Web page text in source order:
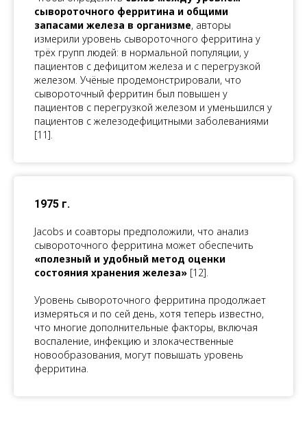
сывороточного ферритина и общими
запасами железа в организме, авторы
измерили уровень сывороточного ферритина у
трёх групп людей: в нормальной популяции, у
пациентов с дефицитом железа и с перегрузкой
железом. Учёные продемонстрировали, что
сывороточный ферритин был повышен у
пациентов с перегрузкой железом и уменьшился у
пациентов с железодефицитными заболеваниями
[11].
1975 г.
Jacobs и соавторы предположили, что анализ
сывороточного ферритина может обеспечить
«полезный и удобный метод оценки
состояния хранения железа» [12].
Уровень сывороточного ферритина продолжает
измеряться и по сей день, хотя теперь известно,
что многие дополнительные факторы, включая
воспаление, инфекцию и злокачественные
новообразования, могут повышать уровень
ферритина.